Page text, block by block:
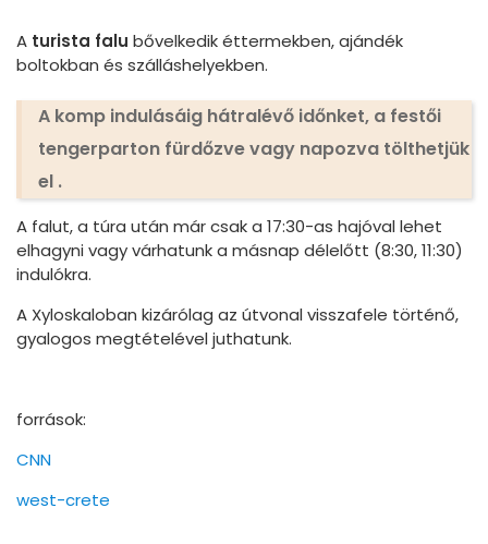
A turista falu bővelkedik éttermekben, ajándék
boltokban és szálláshelyekben.
A komp indulásáig hátralévő időnket, a festői
tengerparton fürdőzve vagy napozva tölthetjük
el .
A falut, a túra után már csak a 17:30-as hajóval lehet
elhagyni vagy várhatunk a másnap délelőtt (8:30, 11:30)
indulókra.
A Xyloskaloban kizárólag az útvonal visszafele történő,
gyalogos megtételével juthatunk.
források:
CNN
west-crete